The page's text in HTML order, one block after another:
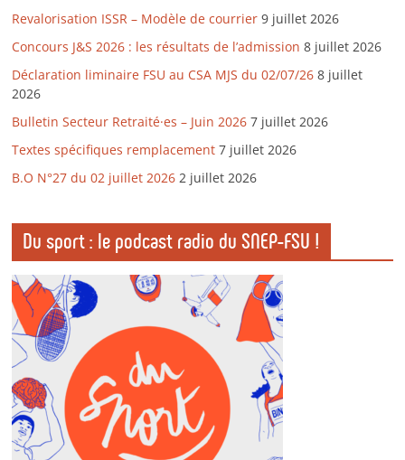
Revalorisation ISSR – Modèle de courrier 9 juillet 2026
Concours J&S 2026 : les résultats de l’admission 8 juillet 2026
Déclaration liminaire FSU au CSA MJS du 02/07/26 8 juillet
2026
Bulletin Secteur Retraité·es – Juin 2026 7 juillet 2026
Textes spécifiques remplacement 7 juillet 2026
B.O N°27 du 02 juillet 2026 2 juillet 2026
Du sport : le podcast radio du SNEP-FSU !